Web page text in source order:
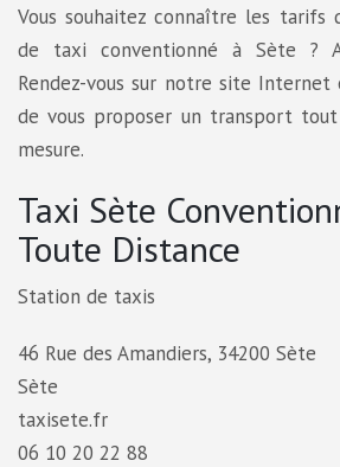
Vous souhaitez connaître les tarifs
de taxi conventionné à Sète ?
Rendez-vous sur notre site Internet
de vous proposer un transport
mesure.
Taxi Sète
Toute Distance
Station de taxis
46 Rue des Amandiers, 34200 Sète
Sète
taxisete.fr
06 10 20 22 88